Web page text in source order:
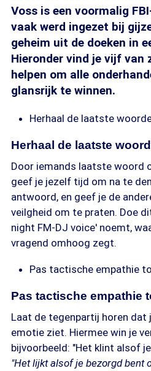
Voss is een voormalig
vaak werd ingezet bij
geheim uit de doeken in
Hieronder vind je vijf van
helpen om alle
glansrijk te winnen.
Herhaal de laatste
Herhaal de laatste
Door iemands laatste woord
geef je jezelf tijd om na te
antwoord, en geef je de
veilgheid om te praten. Doe
night FM-DJ voice' noemt,
vragend omhoog zegt.
Pas tactische empathie
Pas tactische empathie
Laat de tegenpartij horen dat
emotie ziet. Hiermee win je
bijvoorbeeld: "Het klint alsof
"Het lijkt alsof je bezorgd bent